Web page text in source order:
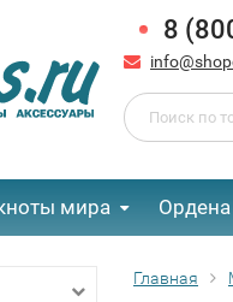
8
мира
Главная